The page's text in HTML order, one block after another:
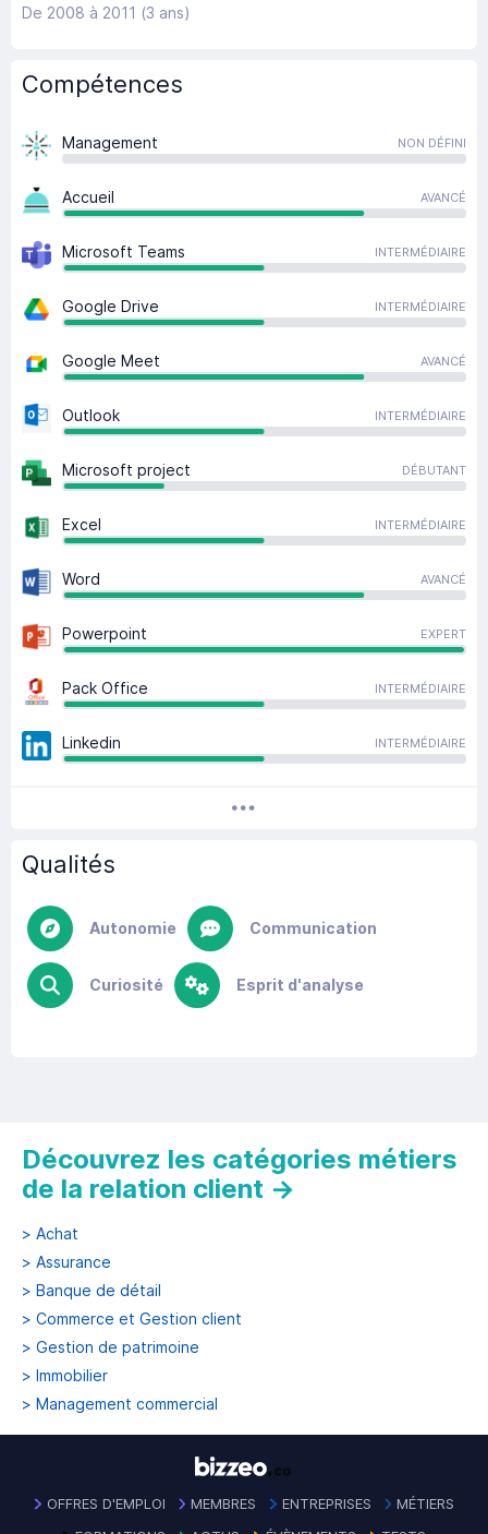
De 2008 à 2011 (3 ans)
Compétences
Management NON DÉFINI
Accueil AVANCÉ
Microsoft Teams INTERMÉDIAIRE
Google Drive INTERMÉDIAIRE
Google Meet AVANCÉ
Outlook INTERMÉDIAIRE
Microsoft project DÉBUTANT
Excel INTERMÉDIAIRE
Word AVANCÉ
Powerpoint EXPERT
Pack Office INTERMÉDIAIRE
Linkedin INTERMÉDIAIRE
Qualités
Autonomie Communication
Curiosité Esprit d'analyse
Découvrez les catégories métiers
de la relation client →
> Achat
> Assurance
> Banque de détail
> Commerce et Gestion client
> Gestion de patrimoine
> Immobilier
> Management commercial
OFFRES D'EMPLOI MEMBRES ENTREPRISES
MÉTIERS